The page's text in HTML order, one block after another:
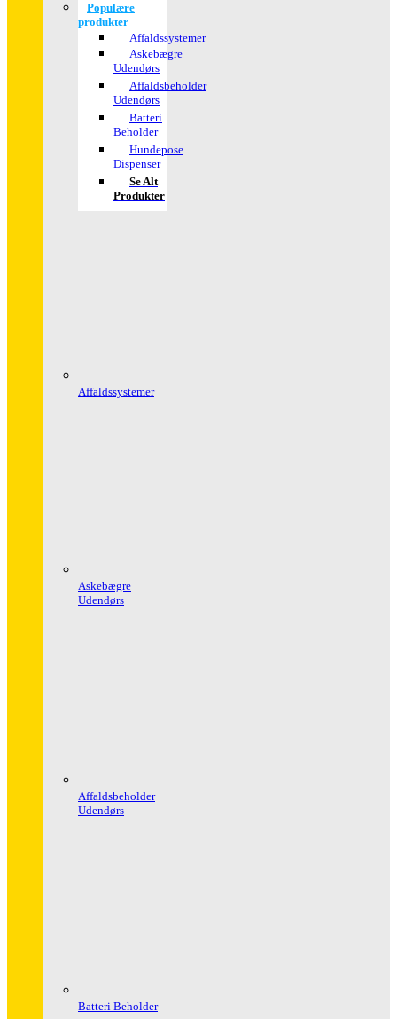
Populære
produkter
Affaldssystemer
Askebægre
Udendørs
Affaldsbeholder
Udendørs
Batteri
Beholder
Hundepose
Dispenser
Se Alt
Produkter
Affaldssystemer
Askebægre
Udendørs
Affaldsbeholder
Udendørs
Batteri Beholder